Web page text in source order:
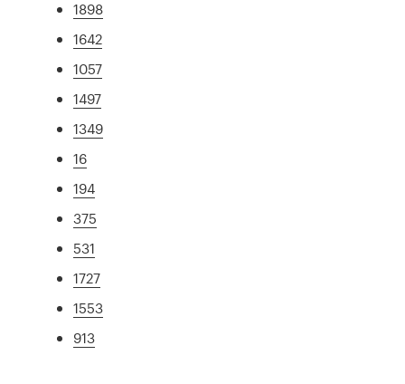
1898
1642
1057
1497
1349
16
194
375
531
1727
1553
913